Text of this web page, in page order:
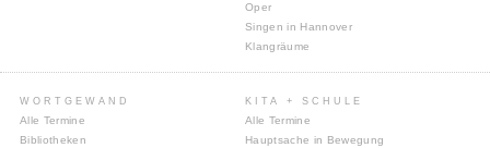
Oper
Singen in Hannover
Klangräume
WORTGEWAND
Alle Termine
Bibliotheken
KITA + SCHULE
Alle Termine
Hauptsache in Bewegung